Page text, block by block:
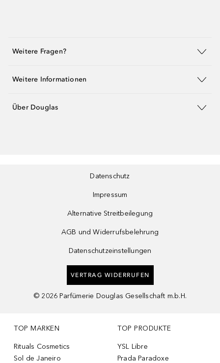
Weitere Fragen?
Weitere Informationen
Über Douglas
Datenschutz
Impressum
Alternative Streitbeilegung
AGB und Widerrufsbelehrung
Datenschutzeinstellungen
VERTRAG WIDERRUFEN
© 2026 Parfümerie Douglas Gesellschaft m.b.H.
TOP MARKEN
Rituals Cosmetics
Sol de Janeiro
TOP PRODUKTE
YSL Libre
Prada Paradoxe